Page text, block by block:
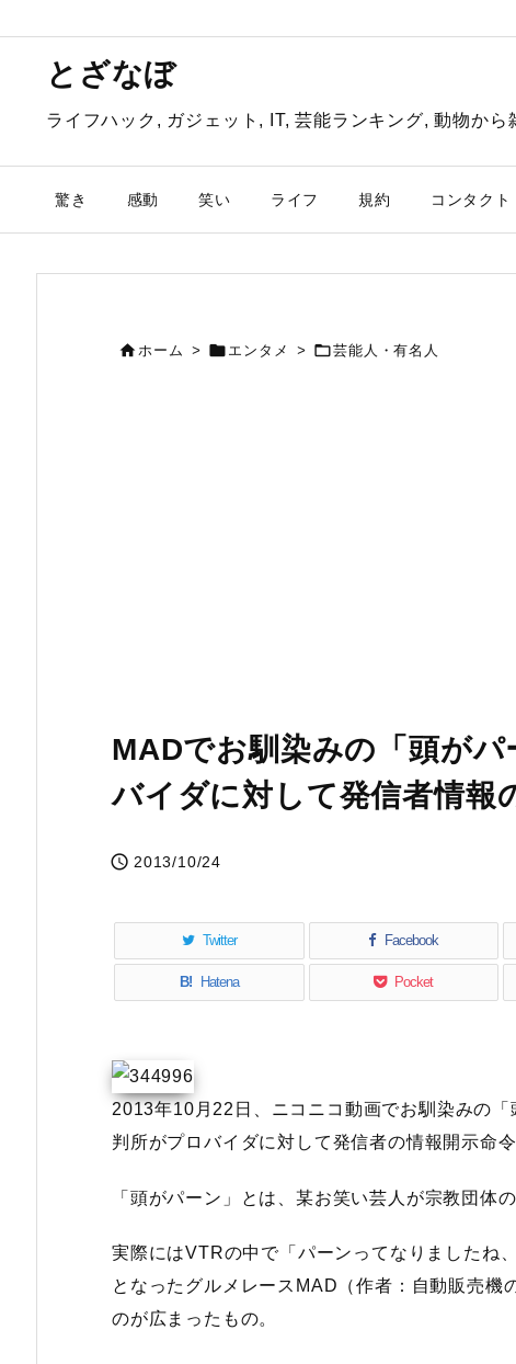
とざなぼ
ライフハック, ガジェット, IT, 芸能ランキング, 動物から
驚き 感動 笑い ライフ 規約 コンタクト
ホーム >  エンタメ > 芸能人・有名人
MADでお馴染みの「頭が
バイダに対して発信者情報
 2013/10/24
Twitter Facebook
B! Hatena Pocket
2013年10月22日、ニコニコ動画でお馴染みの
判所がプロバイダに対して発信者の情報開示命令
「頭がパーン」とは、某お笑い芸人が宗教団体
実際にはVTRの中で「パーンってなりましたね
となったグルメレースMAD（作者：自動販売機
のが広まったもの。